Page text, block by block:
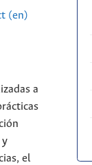
(en)
a
y
el